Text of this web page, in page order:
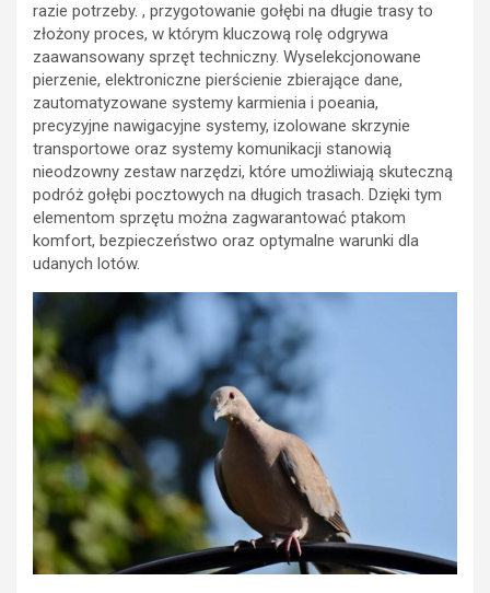
razie potrzeby. , przygotowanie gołębi na długie trasy to
złożony proces, w którym kluczową rolę odgrywa
zaawansowany sprzęt techniczny. Wyselekcjonowane
pierzenie, elektroniczne pierścienie zbierające dane,
zautomatyzowane systemy karmienia i poeania,
precyzyjne nawigacyjne systemy, izolowane skrzynie
transportowe oraz systemy komunikacji stanowią
nieodzowny zestaw narzędzi, które umożliwiają skuteczną
podróż gołębi pocztowych na długich trasach. Dzięki tym
elementom sprzętu można zagwarantować ptakom
komfort, bezpieczeństwo oraz optymalne warunki dla
udanych lotów.